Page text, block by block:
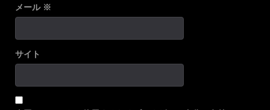
メール ※
サイト